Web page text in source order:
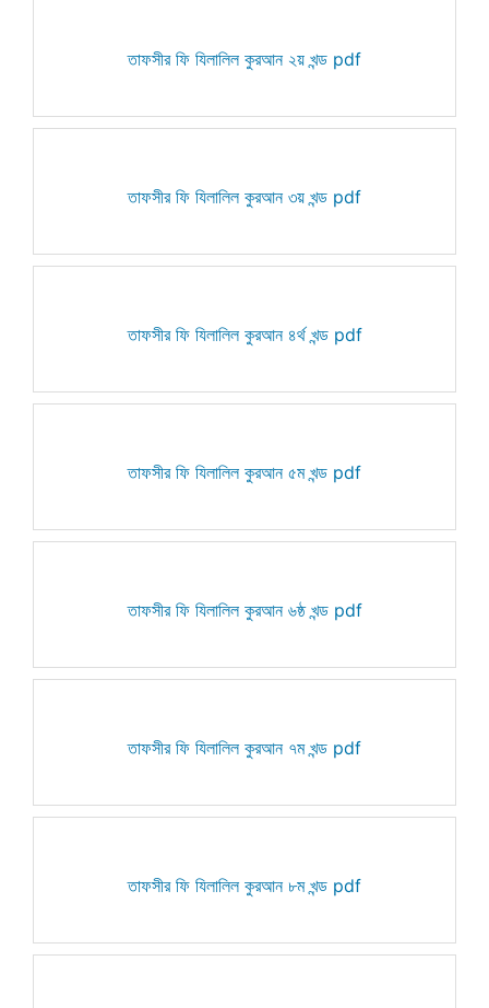
তাফসীর ফি যিলালিল কুরআন ২য় খন্ড pdf
তাফসীর ফি যিলালিল কুরআন ৩য় খন্ড pdf
তাফসীর ফি যিলালিল কুরআন ৪র্থ খন্ড pdf
তাফসীর ফি যিলালিল কুরআন ৫ম খন্ড pdf
তাফসীর ফি যিলালিল কুরআন ৬ষ্ঠ খন্ড pdf
তাফসীর ফি যিলালিল কুরআন ৭ম খন্ড pdf
তাফসীর ফি যিলালিল কুরআন ৮ম খন্ড pdf